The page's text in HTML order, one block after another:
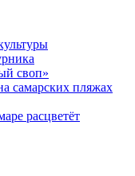
своп»
самарских пляжах
расцветёт